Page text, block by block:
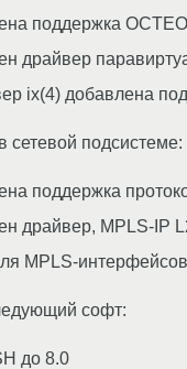
поддержка
драйвер
ix(4) добавлена
сетевой подсистеме:
поддержка
драйвер, MPLS-IP
MPLS-
софт:
до 8.0